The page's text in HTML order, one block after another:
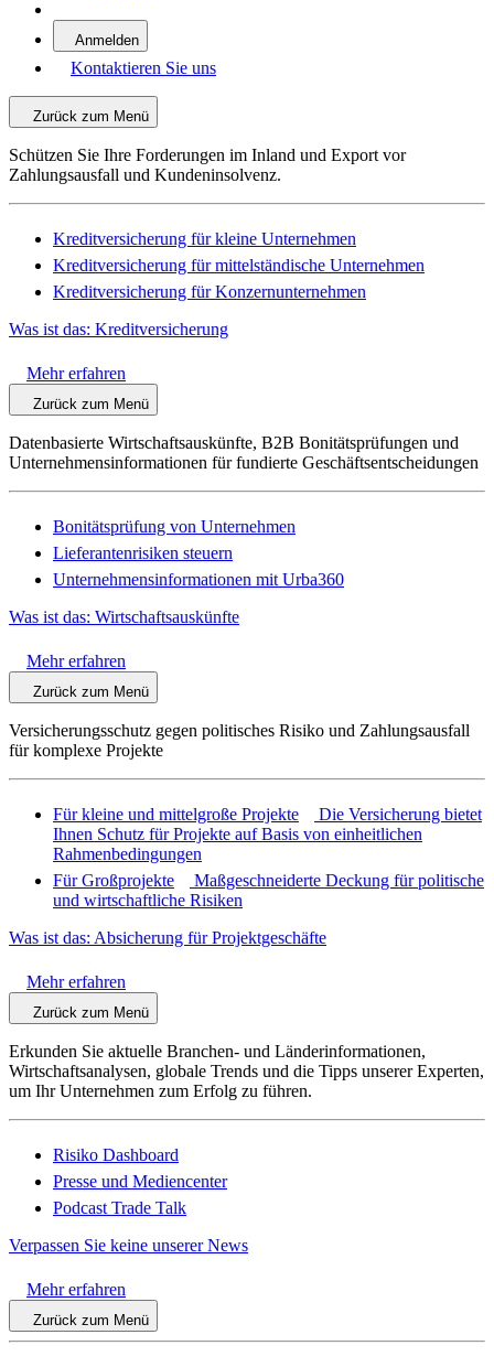
Anmelden
Kontaktieren Sie uns
Zurück zum Menü
Schützen Sie Ihre Forderungen im Inland und Export vor
Zahlungsausfall und Kundeninsolvenz.
Kreditversicherung für kleine Unternehmen
Kreditversicherung für mittelständische Unternehmen
Kreditversicherung für Konzernunternehmen
Was ist das: Kreditversicherung
Mehr erfahren
Zurück zum Menü
Datenbasierte Wirtschaftsauskünfte, B2B Bonitätsprüfungen und
Unternehmensinformationen für fundierte Geschäftsentscheidungen
Bonitätsprüfung von Unternehmen
Lieferantenrisiken steuern
Unternehmensinformationen mit Urba360
Was ist das: Wirtschaftsauskünfte
Mehr erfahren
Zurück zum Menü
Versicherungsschutz gegen politisches Risiko und Zahlungsausfall
für komplexe Projekte
Für kleine und mittelgroße Projekte
Die Versicherung bietet
Ihnen Schutz für Projekte auf Basis von einheitlichen
Rahmenbedingungen
Für Großprojekte
Maßgeschneiderte Deckung für politische
und wirtschaftliche Risiken
Was ist das: Absicherung für Projektgeschäfte
Mehr erfahren
Zurück zum Menü
Erkunden Sie aktuelle Branchen- und Länderinformationen,
Wirtschaftsanalysen, globale Trends und die Tipps unserer Experten,
um Ihr Unternehmen zum Erfolg zu führen.
Risiko Dashboard
Presse und Mediencenter
Podcast Trade Talk
Verpassen Sie keine unserer News
Mehr erfahren
Zurück zum Menü